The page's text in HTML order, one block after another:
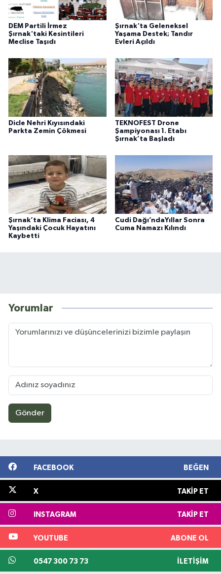
DEM Partili İrmez
Şırnak'taki Kesintileri
Meclise Taşıdı
Şırnak'ta Geleneksel
Yaşama Destek; Tandır
Evleri Açıldı
Dicle Nehri Kıyısındaki
Parkta Zemin Çökmesi
TEKNOFEST Drone
Şampiyonası 1. Etabı
Şırnak’ta Başladı
Şırnak’ta Klima Faciası, 4
Yaşındaki Çocuk Hayatını
Kaybetti
Cudi Dağı’ndaYıllar Sonra
Cuma Namazı Kılındı
Yorumlar
Gönder
FACEBOOK BEĞEN
X TAKIP ET
INSTAGRAM TAKIP ET
YOUTUBE ABONE OL
0547 300 73 73 İLETIŞIM